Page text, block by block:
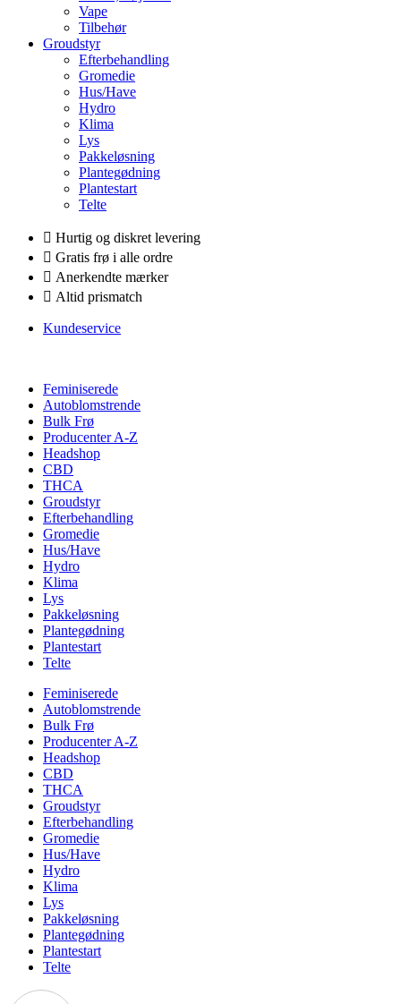
Vape
Tilbehør
Groudstyr
Efterbehandling
Gromedie
Hus/Have
Hydro
Klima
Lys
Pakkeløsning
Plantegødning
Plantestart
Telte
Hurtig og diskret levering
Gratis frø i alle ordre
Anerkendte mærker
Altid prismatch
Kundeservice
Feminiserede
Autoblomstrende
Bulk Frø
Producenter A-Z
Headshop
CBD
THCA
Groudstyr
Efterbehandling
Gromedie
Hus/Have
Hydro
Klima
Lys
Pakkeløsning
Plantegødning
Plantestart
Telte
Feminiserede
Autoblomstrende
Bulk Frø
Producenter A-Z
Headshop
CBD
THCA
Groudstyr
Efterbehandling
Gromedie
Hus/Have
Hydro
Klima
Lys
Pakkeløsning
Plantegødning
Plantestart
Telte